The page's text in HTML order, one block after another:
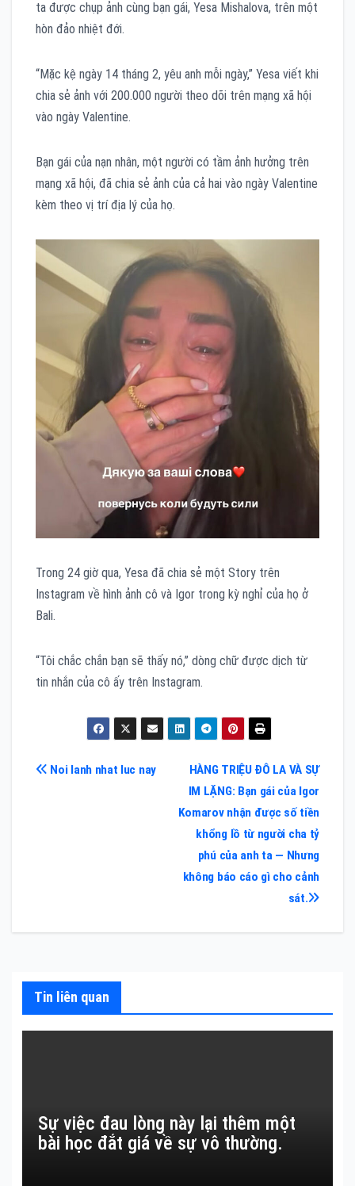
ta được chụp ảnh cùng bạn gái, Yesa Mishalova, trên một
hòn đảo nhiệt đới.
“Mặc kệ ngày 14 tháng 2, yêu anh mỗi ngày,” Yesa viết khi
chia sẻ ảnh với 200.000 người theo dõi trên mạng xã hội
vào ngày Valentine.
Bạn gái của nạn nhân, một người có tầm ảnh hưởng trên
mạng xã hội, đã chia sẻ ảnh của cả hai vào ngày Valentine
kèm theo vị trí địa lý của họ.
Trong 24 giờ qua, Yesa đã chia sẻ một Story trên
Instagram về hình ảnh cô và Igor trong kỳ nghỉ của họ ở
Bali.
“Tôi chắc chắn bạn sẽ thấy nó,” dòng chữ được dịch từ
tin nhắn của cô ấy trên Instagram.
Điều
HÀNG TRIỆU ĐÔ LA VÀ SỰ
IM LẶNG: Bạn gái của Igor
Komarov nhận được số tiền
khổng lồ từ người cha tỷ
phú của anh ta — Nhưng
không báo cáo gì cho cảnh
sát.
Noi lanh nhat luc nay
Tin liên quan
Sự việc đau lòng này lại thêm một
bài học đắt giá về sự vô thường.